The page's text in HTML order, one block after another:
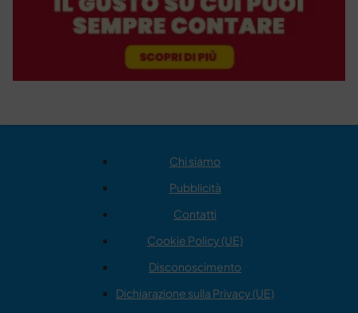
Chi siamo
Pubblicità
Contatti
Cookie Policy (UE)
Disconoscimento
Dichiarazione sulla Privacy (UE)